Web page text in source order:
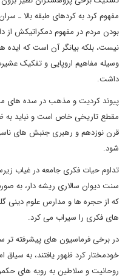
مفهوم کرد به کردهای طبقه بالا ـ
بودن مردم در مفهوم دمکراتیکش از
نیست، بلکه بیانگر آن است که ایده
وسیله مفاهیم اروپایی و تفکیک
داشت.
پیوند کردیت و مذهب در سده های
مقطع تاریخی خاص است و نباید به
قرن نوزدهم و رهبری جنبش های
شود.
تداوم حیات فکری جامعه در غیاب
سنت دیوان سالاری ریشه دار، به
که از حجره ها و مدارس علوم دینی
های فکری را سیراب می کرد.
در برخی فرماسیون های پیشرفته
خودمختار کرد ظهور یافتند، به
روحانیت و سلاطین به رویه های